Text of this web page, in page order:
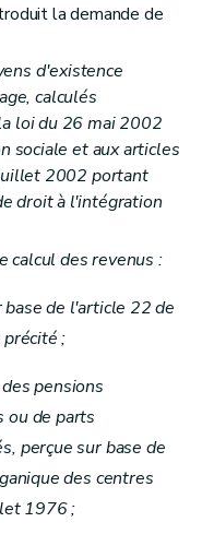
la demande de
d'existence
calculés
loi du 26 mai 2002
sociale et aux articles
2002 portant
droit à l'intégration
calcul des revenus :
de l'article 22 de
;
pensions
ou de parts
perçue sur base de
des centres
1976 ;